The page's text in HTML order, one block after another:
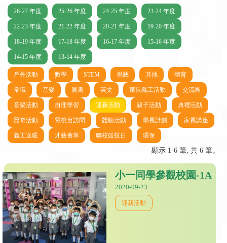
26-27 年度 25-26 年度 24-25 年度 23-24 年度
22-23 年度 21-22 年度 20-21 年度 19-20 年度
18-19 年度 17-18 年度 16-17 年度 15-16 年度
14-15 年度 13-14 年度
戶外活動 數學 STEM 視藝 其他 體育
常識 音樂 圖書 英文 家長義工活動 交流團
音樂活動 自理學習 迎新活動 親子活動 典禮活動
歷奇活動 電視台訪問 體驗活動 學長計劃 家長講座
義工送暖 才藝薈萃 聯校競技日 環保
顯示 1-6 筆, 共 6 筆。
小一同學參觀校園-1A
2020-09-23
迎新活動